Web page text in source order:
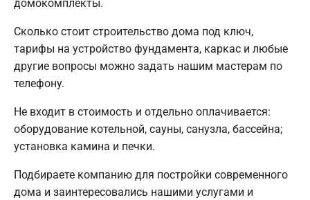
домокомплекты.
Сколько стоит строительство дома под ключ,
тарифы на устройство фундамента, каркас и любые
другие вопросы можно задать нашим мастерам по
телефону.
Не входит в стоимость и отдельно оплачивается:
оборудование котельной, сауны, санузла, бассейна;
установка камина и печки.
Подбираете компанию для постройки современного
дома и заинтересовались нашими услугами и